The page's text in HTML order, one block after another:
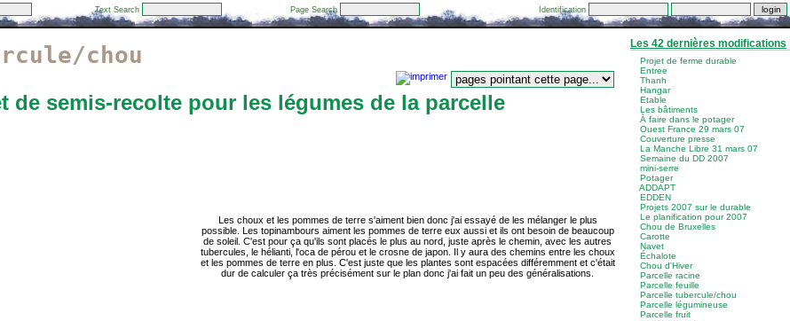
Text Search Page Search Identification
chou
de semis-recolte pour les légumes de la parcelle
Les choux et les pommes de terre s'aiment bien donc j'ai essayé de les mélanger le plus
possible. Les topinambours aiment les pommes de terre eux aussi et ils ont besoin de beaucoup
de soleil. C'est pour ça qu'ils sont placés le plus au nord, juste après le chemin, avec les autres
tubercules, le hélianti, l'oca de pérou et le crosne de japon. Il y aura des chemins entre les choux
et les pommes de terre en plus. C'est juste que les plantes sont espacées différemment et c'était
dur de calculer ça très précisément sur le plan donc j'ai fait un peu des généralisations.
Les 42 dernières modifications
Projet de ferme durable
Entree
Thanh
Hangar
Etable
Les bâtiments
À faire dans le potager
Ouest France 29 mars 07
Couverture presse
La Manche Libre 31 mars 07
Semaine du DD 2007
mini-serre
Potager
ADDAPT
EDDEN
Projets 2007 sur le durable
Le planification pour 2007
Chou de Bruxelles
Carotte
Navet
Échalote
Chou d'Hiver
Parcelle racine
Parcelle feuille
Parcelle tubercule/chou
Parcelle légumineuse
Parcelle fruit